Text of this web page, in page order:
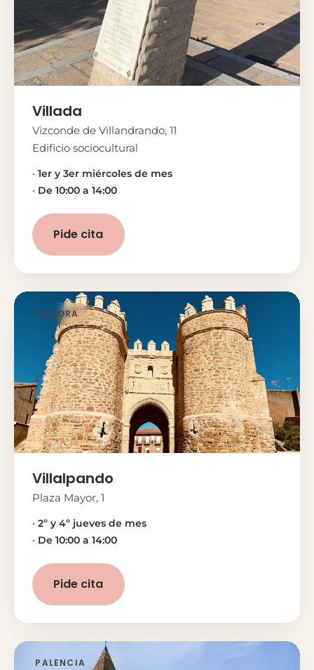
Villada
Vizconde de Villandrando, 11
Edificio sociocultural
1er y 3er miércoles de mes
De 10:00 a 14:00
Pide cita
ZAMORA
Villalpando
Plaza Mayor, 1
2º y 4º jueves de mes
De 10:00 a 14:00
Pide cita
PALENCIA